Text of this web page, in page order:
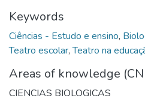
Keywords
Ciências - Estudo e ensino,
Teatro escolar,Teatro na
Areas of knowledge
CIENCIAS BIOLOGICAS